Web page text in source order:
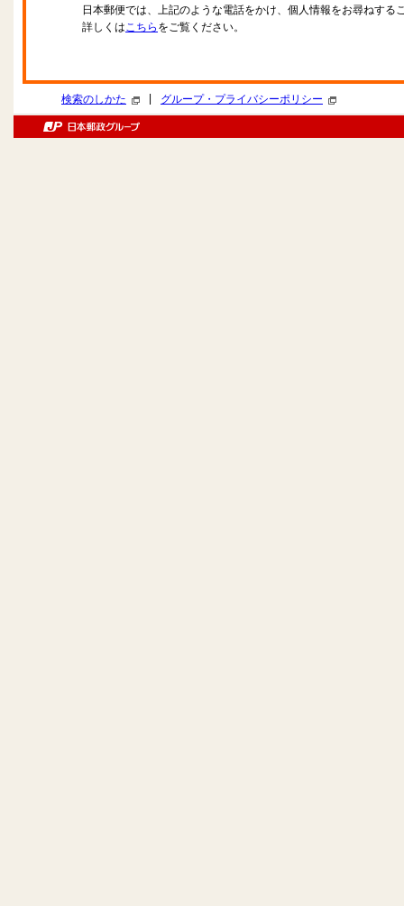
日本郵便では、上記のような電話をかけ、個人情報をお尋ねする
詳しくはこちら をご覧ください。
検索のしかた グループ・プライバシーポリシー